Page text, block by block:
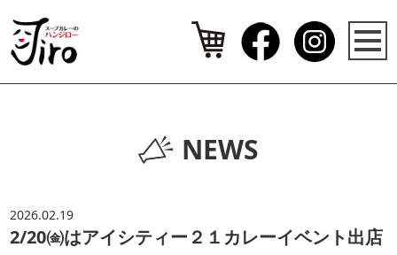
NEWS
2026.02.19
2/20㈮はアイシティー２１カレーイベント出店